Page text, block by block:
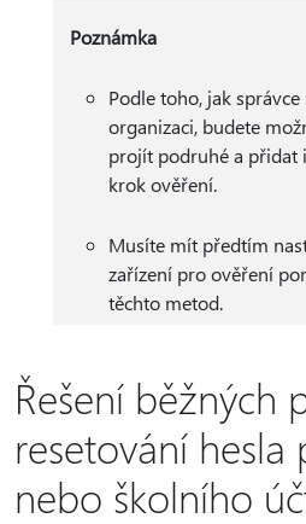
Poznámka
Podle toho, jak
organizaci, budete
projít podruhé a přidat
krok ověření.
Musíte mít předtím
zařízení pro ověření
těchto metod.
Řešení běžných
resetování hesla
nebo školního